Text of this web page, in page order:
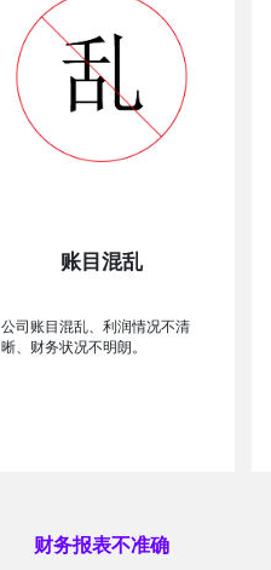
账目混乱
公司账目混乱、利润情况不清
晰、财务状况不明朗。
财务报表不准确